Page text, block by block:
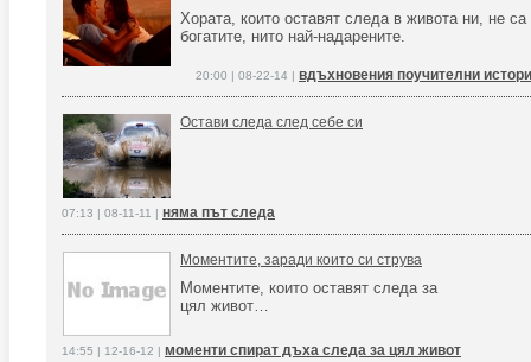
Хората, които оставят следа в живота ни, не са
богатите, нито най-надарените.
20:00 | 08-22-14 | вдъхновения поучителни
Остави следа след себе си
07:13 | 08-11-11 | няма път следа
Моментите, заради които си струва
Моментите, които оставят следа за
цял живот…
14:55 | 12-16-12 | моменти спират дъха следа за цял живот